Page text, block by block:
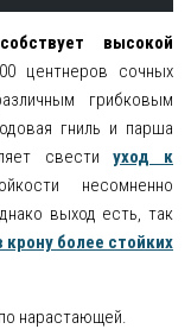
высокой
центнеров сочных
грибковым
гниль и парша
свестиуход к
несомненно
выход есть, так
более стойких
нарастающей.